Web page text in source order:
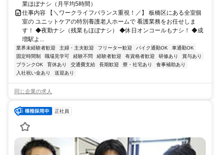
業ほぼナシ（月平均5時間）
仕事内容 【＼ワークライフバランス重視！／】 板橋区にある全室個
室の ユニットケアの特別養護老人ホームで 看護業務をお任せしま
す！ ◆夜勤ナシ（残業もほぼナシ） ◆休日オンコールもナシ！ ◆成
増駅よ...
業界未経験者歓迎 主婦・主夫歓迎 フリーター歓迎 バイク通勤OK
車通勤OK
固定時間制
職場見学可 経験不問 経験者歓迎 有資格者歓迎 研修あり
賞与あり
ブランクOK
育休あり 交通費支給 長期歓迎 寮・社宅あり
食事補助あり
入社祝い金あり
送迎あり
同じ企業の求人
正社員